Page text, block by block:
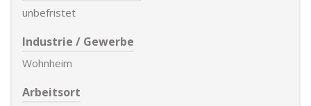
unbefristet
Industrie / Gewerbe
Wohnheim
Arbeitsort